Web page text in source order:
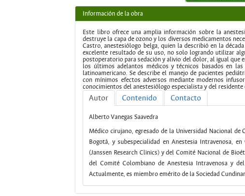
Información de la obra
Este libro ofrece una amplia información sobre la
destruye la capa de ozono y los diversos medicamentos
Castro, anestesiólogo belga, quien la describió en la
excelente resultado de su uso, no solo logrando utilizar
postoperatorio para sedación y alivio del dolor, al igual que
los últimos adelantos médicos y técnicos basados en
latinoamericano. Se describe el manejo de pacientes
con mínimos efectos adversos mediante modernos
conocimientos del anestesiólogo especialista y del
Autor Contenido Contacto
Alberto Vanegas Saavedra
Médico cirujano, egresado de la Universidad Nacional
Bogotá, y subespecialidad en Anestesia Intravenosa,
(Janssen Research Clinics) y del Comité Nacional de
del Comité Colombiano de Anestesia Intravenosa y
Actualmente, es miembro emérito de la Sociedad